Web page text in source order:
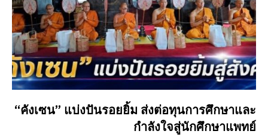
“คังเซน” แบ่งปันรอยยิ้ม ส่งต่อทุนการศึกษาและ
กำลังใจสู่นักศึกษาแพทย์